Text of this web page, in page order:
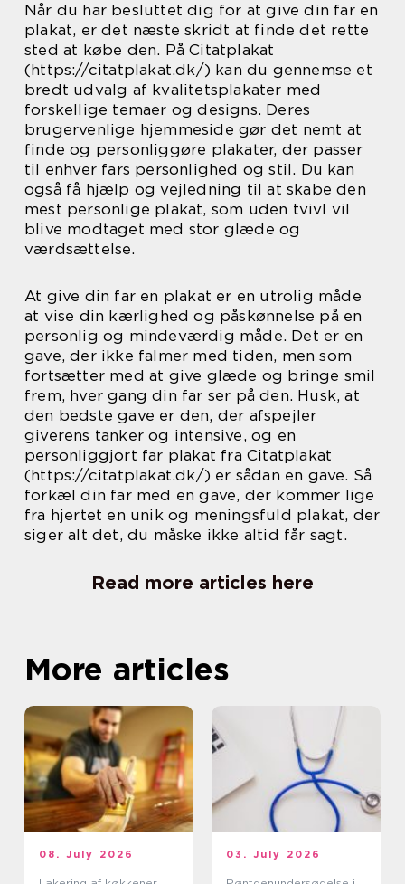
Når du har besluttet dig for at give din far en
plakat, er det næste skridt at finde det rette
sted at købe den. På Citatplakat
(https://citatplakat.dk/) kan du gennemse et
bredt udvalg af kvalitetsplakater med
forskellige temaer og designs. Deres
brugervenlige hjemmeside gør det nemt at
finde og personliggøre plakater, der passer
til enhver fars personlighed og stil. Du kan
også få hjælp og vejledning til at skabe den
mest personlige plakat, som uden tvivl vil
blive modtaget med stor glæde og
værdsættelse.
At give din far en plakat er en utrolig måde
at vise din kærlighed og påskønnelse på en
personlig og mindeværdig måde. Det er en
gave, der ikke falmer med tiden, men som
fortsætter med at give glæde og bringe smil
frem, hver gang din far ser på den. Husk, at
den bedste gave er den, der afspejler
giverens tanker og intensive, og en
personliggjort far plakat fra Citatplakat
(https://citatplakat.dk/) er sådan en gave. Så
forkæl din far med en gave, der kommer lige
fra hjertet en unik og meningsfuld plakat, der
siger alt det, du måske ikke altid får sagt.
Read more articles here
More articles
08. July 2026 03. July 2026